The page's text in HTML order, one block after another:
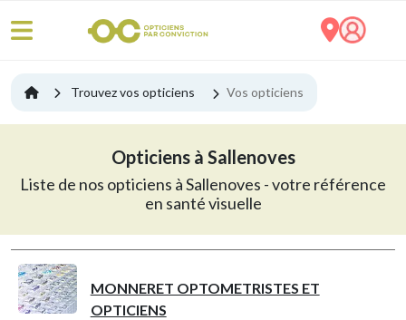
Trouvez vos opticiens Vos opticiens
Opticiens à Sallenoves
Liste de nos opticiens à Sallenoves - votre référence
en santé visuelle
MONNERET OPTOMETRISTES ET
OPTICIENS